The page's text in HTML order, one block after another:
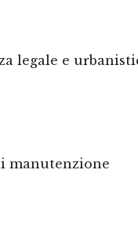
legale e
manutenzione